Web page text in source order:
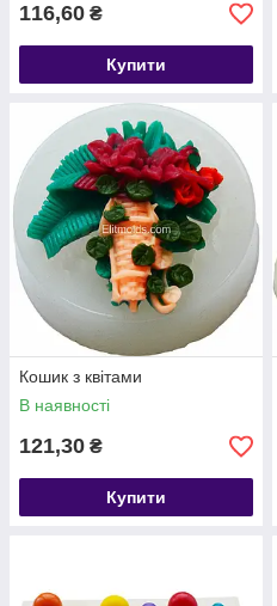
116,60 ₴
Купити
Кошик з квітами
В наявності
121,30 ₴
Купити